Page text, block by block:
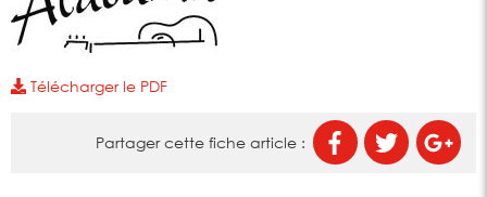
Télécharger le PDF
Partager cette fiche article :